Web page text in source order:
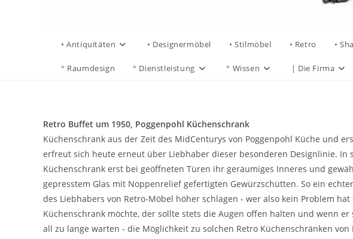
• Antiquitäten • Designermöbel • Stilmöbel • Retro •
° Raumdesign ° Dienstleistung ° Wissen | Die Firma
Retro Buffet um 1950, Poggenpohl Küchenschrank
Küchenschrank aus der Zeit des MidCenturys von Poggenpohl Küche und
erfreut sich heute erneut über Liebhaber dieser besonderen Designlinie.
Küchenschrank erst bei geöffneten Türen ihr geräumiges Inneres und
gepresstem Glas mit Noppenrelief gefertigten Gewürzschütten. So ein
des Liebhabers von Retro-Möbel höher schlagen - wer also kein Problem
Küchenschrank möchte, der sollte stets die Augen offen halten und wenn
all zu lange warten - die Möglichkeit zu solchen Retro Küchenschränken